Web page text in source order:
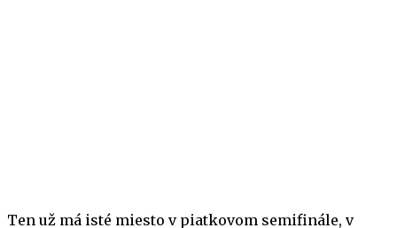
Ten už má isté miesto v piatkovom semifinále, v